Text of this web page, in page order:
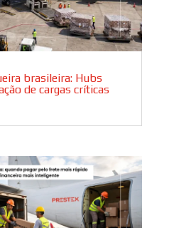
brasileira: Hubs
de cargas críticas